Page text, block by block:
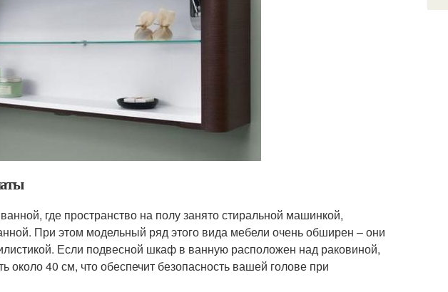
где пространство на полу занято стиральной машинкой,
При этом модельный ряд этого вида мебели очень обширен – они
Если подвесной шкаф в ванную расположен над раковиной,
около 40 см, что обеспечит безопасность вашей голове при